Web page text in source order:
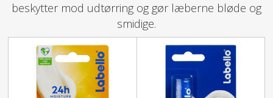
beskytter mod udtørring og gør læberne bløde og
smidige.